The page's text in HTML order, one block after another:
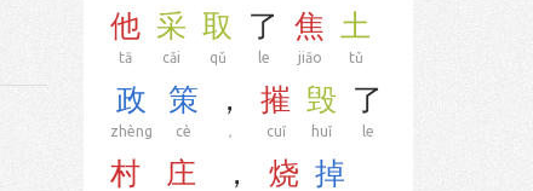
他
tā
采
cǎi
取
qǔ
了
le
焦
jiāo
土
tǔ
政
zhèng
策
cè
，
，
摧
cuī
毁
huǐ
了
le
村 庄 ， 烧 掉